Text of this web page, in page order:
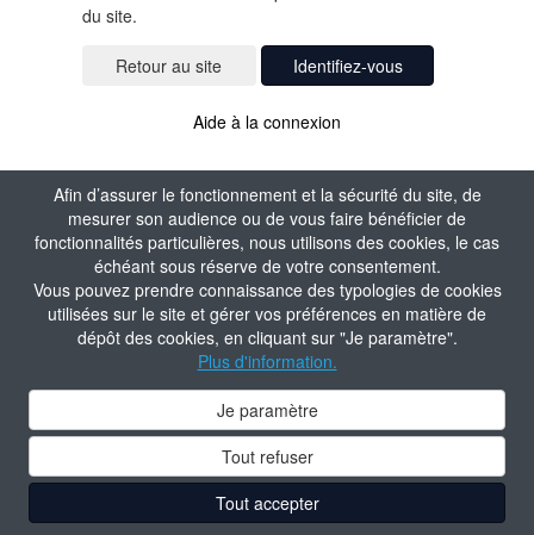
Afin d’assurer le fonctionnement et la sécurité du site, de
mesurer son audience ou de vous faire bénéficier de
fonctionnalités particulières, nous utilisons des cookies, le cas
échéant sous réserve de votre consentement.
Vous pouvez prendre connaissance des typologies de cookies
utilisées sur le site et gérer vos préférences en matière de
dépôt des cookies, en cliquant sur "Je paramètre".
Plus d'information.
Je paramètre
Tout refuser
Tout accepter
du site.
Identifiez-vous
Aide à la connexion